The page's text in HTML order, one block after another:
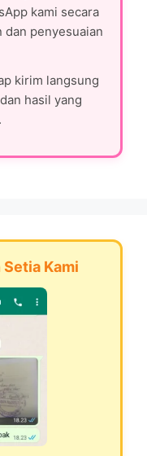
kami secara
penyesuaian
kirim langsung
hasil yang
Kami